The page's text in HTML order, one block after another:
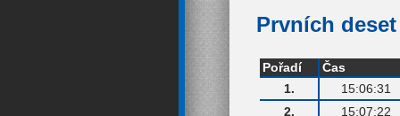
Prvních
Pořadí
Čas
1.
15:06:31
2.
15:07:22